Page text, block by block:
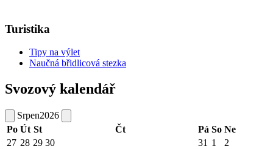
Turistika
Tipy na výlet
Naučná břidlicová stezka
Svozový kalendář
Srpen2026
Po Út St Čt Pá So Ne
27 28 29 30 31 1 2